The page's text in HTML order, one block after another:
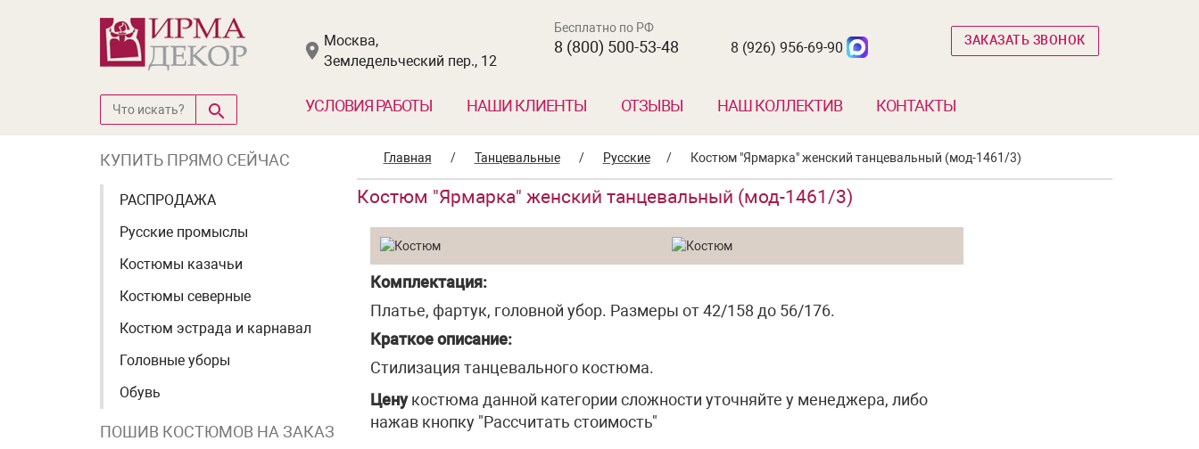
Москва,
Земледельческий пер., 12
Бесплатно по РФ
8 (800) 500-53-48 8 (926) 956-69-90 ЗАКАЗАТЬ ЗВОНОК
УСЛОВИЯ РАБОТЫ НАШИ КЛИЕНТЫ ОТЗЫВЫ НАШ КОЛЛЕКТИВ КОНТАКТЫ
КУПИТЬ ПРЯМО СЕЙЧАС
РАСПРОДАЖА
Русские промыслы
Костюмы казачьи
Костюмы северные
Костюм эстрада и карнавал
Головные уборы
Обувь
ПОШИВ КОСТЮМОВ НА ЗАКАЗ
Главная / Танцевальные / Русские / Костюм "Ярмарка" женский танцевальный (мод-1461/3)
Костюм "Ярмарка" женский танцевальный (мод-1461/3)
Комплектация:
Платье, фартук, головной убор. Размеры от 42/158 до 56/176.
Краткое описание:
Стилизация танцевального костюма.
Ценукостюма данной категории сложности уточняйте у менеджера, либо
нажав кнопку "Рассчитать стоимость"